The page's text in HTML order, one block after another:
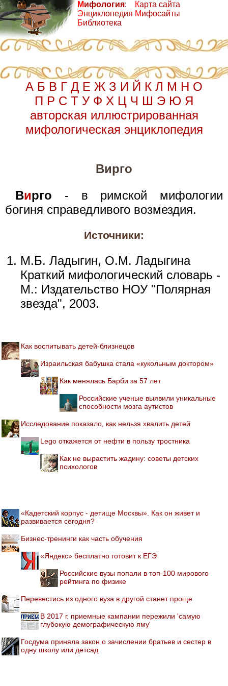
Мифология:
Энциклопедия
Библиотека
Карта сайта
Мифосайты
А Б В Г Д Е Ж З И Й К Л М Н О
П Р С Т У Ф Х Ц Ч Ш Э Ю Я
авторская иллюстрированная
мифологическая энциклопедия
Вирго
Вирго - в римской мифологии
богиня справедливого возмездия.
Источники:
М.Б. Ладыгин, О.М. Ладыгина
Краткий мифологический словарь -
М.: Издательство НОУ "Полярная
звезда", 2003.
Как воспитывать детей-близнецов
Израильская бабушка стала «кукольным доктором»
Как менялась Барби за 57 лет
Российские ученые выявили уникальные
способности мозга аутистов
Исследование показало, как нельзя хвалить детей
Lego откажется от нефти в пользу тростника
Как не вырастить жадину: советы детских
психологов
«Кадетский корпус - детище Москвы». Как он живет и
развивается сегодня?
Бизнес-тренинги как часть обучения
«Яндекс» бесплатно готовит к ЕГЭ
Российские вузы попали в топ-100 мирового
рейтинга по физике
Перевестись из одного вуза в другой станет проще
В 2017 г. приемные кампании пережили 'самую
глубокую демографическую яму'
Госдума приняла закон о зачислении братьев и сестер в
одну школу или детсад